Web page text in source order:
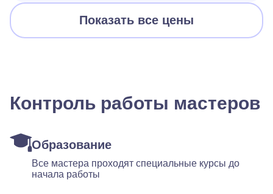
Показать все цены
Контроль работы мастеров
Образование
Все мастера проходят специальные курсы до
начала работы